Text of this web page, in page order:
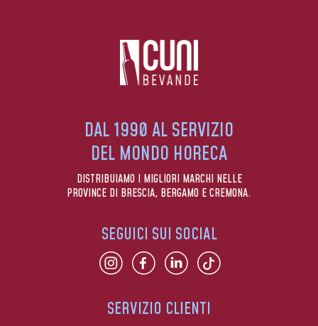
DAL 1990 AL SERVIZIO
DEL MONDO HORECA
DISTRIBUIAMO I MIGLIORI MARCHI NELLE
PROVINCE DI BRESCIA, BERGAMO E CREMONA.
SERVIZIO CLIENTI
SEGUICI SUI SOCIAL